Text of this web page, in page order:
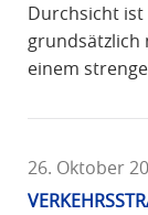
Durchsicht
grundsätzlich
einem
26. Oktober